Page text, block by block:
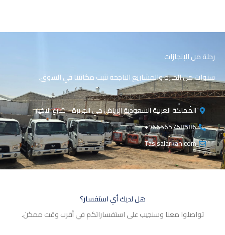
رحلة من الإنجازات
سنوات من الخبرة والمشاريع الناجحة تثبت مكانتنا في السوق.
المملكة العربية السعودية الرياض حي الجزيرة - شارع الأخيار
966565768586+
Tasisalarkan.com
هل لديك أي استفسار؟
تواصلوا معنا وسنجيب على استفساراتكم في أقرب وقت ممكن.